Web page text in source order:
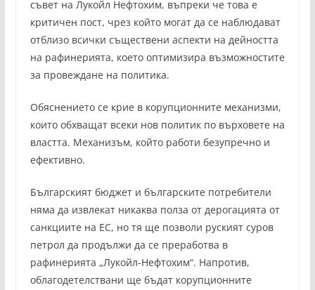
съвет на Лукойл Нефтохим, въпреки че това е
критичен пост, чрез който могат да се наблюдават
отблизо всички съществени аспекти на дейността
на рафинерията, което оптимизира възможностите
за провеждане на политика.
Обяснението се крие в корупционните механизми,
които обхващат всеки нов политик по върховете на
властта. Механизъм, който работи безупречно и
ефективно.
Българският бюджет и българските потребители
няма да извлекат никаква полза от дерогацията от
санкциите на ЕС, но тя ще позволи руският суров
петрол да продължи да се преработва в
рафинерията „Лукойл-Нефтохим“. Напротив,
облагодетелствани ще бъдат корупционните